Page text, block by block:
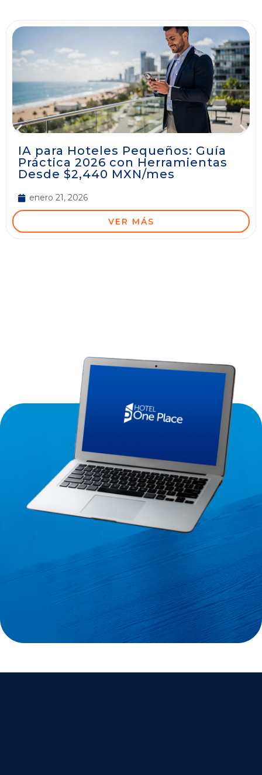
IA para Hoteles Pequeños: Guía
Práctica 2026 con Herramientas
Desde $2,440 MXN/mes
enero 21, 2026
VER MÁS